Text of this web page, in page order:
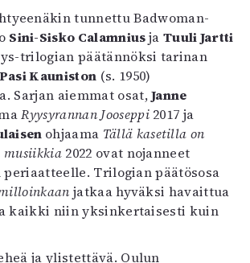
Sini-Sisko Calamniusja Tuuli Jartti
trilogian päätännöksi tarinan
Pasi Kauniston (s. 1950)
Sarjan aiemmat osat,Janne
Ryysyrannan Jooseppi2017 ja
ohjaama Tällä kasetilla on
musiikkia 2022 ovat nojanneet
Trilogian päätösosa
jatkaa hyväksi havaittua
kaikki niin yksinkertaisesti kuin
ja ylistettävä. Oulun